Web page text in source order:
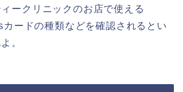
ークリニックのお店で使える
ードの種類などを確認されるとい
。